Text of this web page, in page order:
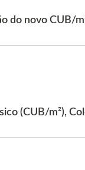
do novo CUB/
(CUB/m²),